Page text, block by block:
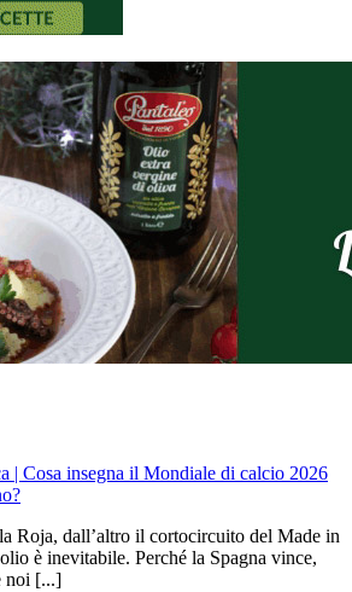
| Cosa insegna il Mondiale di calcio 2026
Roja, dall’altro il cortocircuito del Made in
è inevitabile. Perché la Spagna vince,
noi [...]